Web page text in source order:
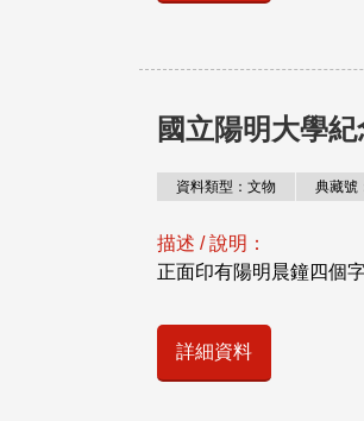
國立陽明大學紀
資料類型：文物 典藏號
描述 / 說明：
正面印有陽明晨鐘四個
詳細資料